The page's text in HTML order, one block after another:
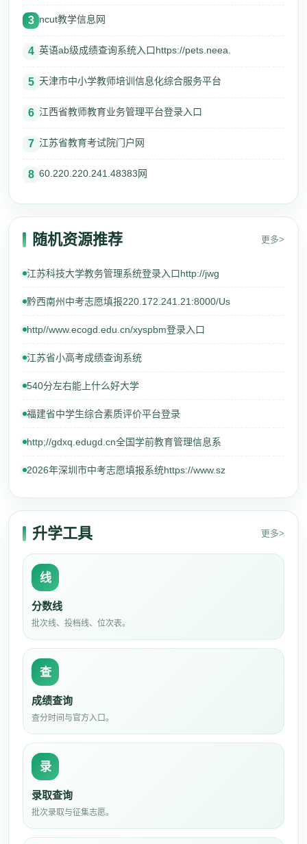
3 ncut教学信息网
4 英语ab级成绩查询系统入口https://pets.neea.
5 天津市中小学教师培训信息化综合服务平台
6 江西省教师教育业务管理平台登录入口
7 江苏省教育考试院门户网
8 60.220.220.241.48383网
随机资源推荐 更多>
江苏科技大学教务管理系统登录入口http://jwg
黔西南州中考志愿填报220.172.241.21:8000/Us
http//www.ecogd.edu.cn/xyspbm登录入口
江苏省小高考成绩查询系统
540分左右能上什么好大学
福建省中学生综合素质评价平台登录
http;//gdxq.edugd.cn全国学前教育管理信息系
2026年深圳市中考志愿填报系统https://www.sz
升学工具 更多>
线
分数线
批次线、投档线、位次表。
查
成绩查询
查分时间与官方入口。
录
录取查询
批次录取与征集志愿。